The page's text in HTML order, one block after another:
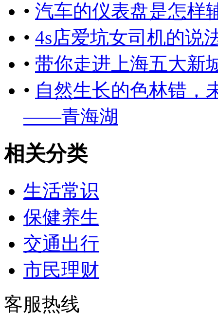
• 汽车的仪表盘是怎样
• 4s店爱坑女司机的说
• 带你走进上海五大
• 自然生长的色林错，
——青海湖
相关分类
生活常识
保健养生
交通出行
市民理财
客服热线